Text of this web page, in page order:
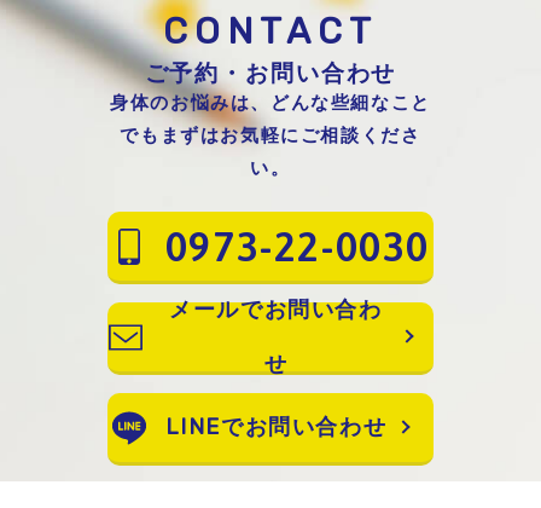
CONTACT
ご予約・お問い合わせ
身体のお悩みは、どんな些細なこと
でもまずはお気軽にご相談くださ
い。
0973-22-0030
メールでお問い合わ
せ
LINEでお問い合わせ